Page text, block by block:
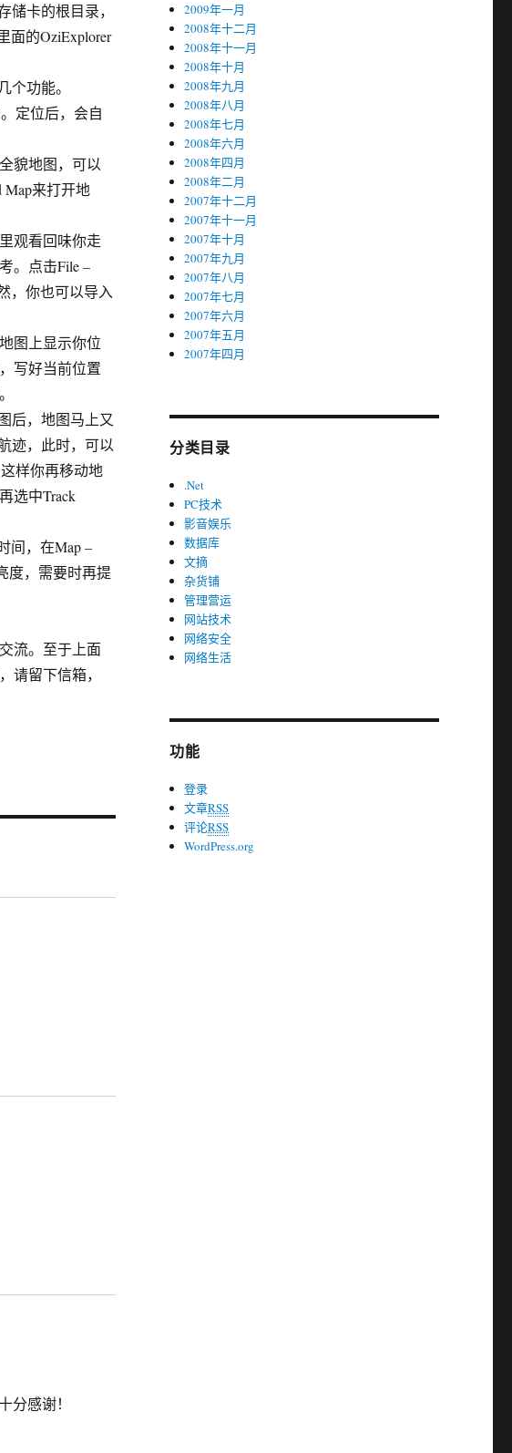
卡的根目录，
面的OziExplorer
功能。
定位后，会自
貌地图，可以
Map来打开地
观看回味你走
。点击File –
，你也可以导入
图上显示你位
写好当前位置
后，地图马上又
迹，此时，可以
样你再移动地
选中Track
间，在Map –
度，需要时再提
流。至于上面
请留下信箱，
分感谢！
2009年一月
2008年十二月
2008年十一月
2008年十月
2008年九月
2008年八月
2008年七月
2008年六月
2008年四月
2008年二月
2007年十二月
2007年十一月
2007年十月
2007年九月
2007年八月
2007年七月
2007年六月
2007年五月
2007年四月
分类目录
.Net
PC技术
影音娱乐
数据库
文摘
杂货铺
管理营运
网站技术
网络安全
网络生活
功能
登录
文章RSS
评论RSS
WordPress.org